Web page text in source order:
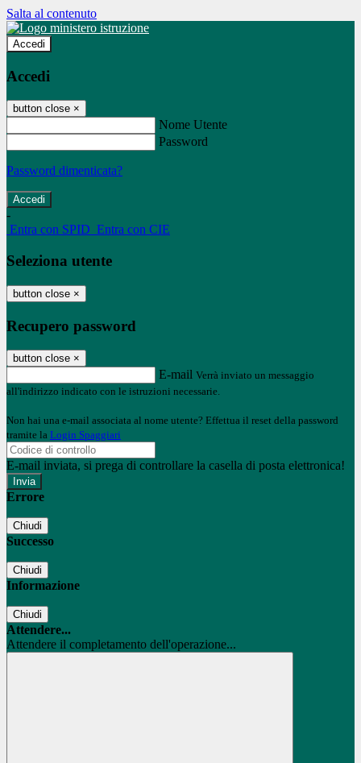
Salta al contenuto
Accedi
Accedi
button close ×
Nome Utente
Password
Password dimenticata?
-
Entra con SPID Entra con CIE
Seleziona utente
button close ×
Recupero password
button close ×
E-mail Verrà inviato un messaggio
all'indirizzo indicato con le istruzioni necessarie.
Non hai una e-mail associata al nome utente? Effettua il reset della password
tramite la Login Spaggiari
E-mail inviata, si prega di controllare la casella di posta elettronica!
Errore
Chiudi
Successo
Chiudi
Informazione
Chiudi
Attendere...
Attendere il completamento dell'operazione...